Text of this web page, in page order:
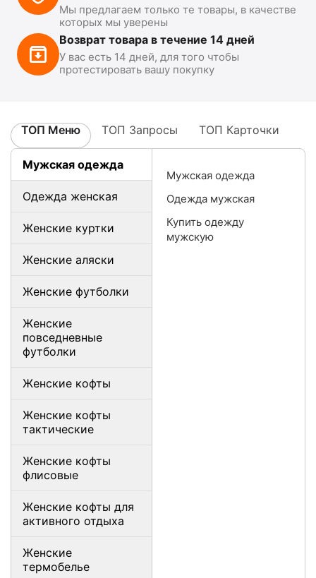
Мы предлагаем только те товары, в качестве
которых мы уверены
Возврат товара в течение 14 дней
У вас есть 14 дней, для того чтобы
протестировать вашу покупку
ТОП Меню ТОП Запросы ТОП Карточки
Мужская одежда
Одежда женская
Женские куртки
Женские аляски
Женские футболки
Женские
повседневные
футболки
Женские кофты
Женские кофты
тактические
Женские кофты
флисовые
Женские кофты для
активного отдыха
Женские
термобелье
Мужская одежда
Одежда мужская
Купить одежду
мужскую